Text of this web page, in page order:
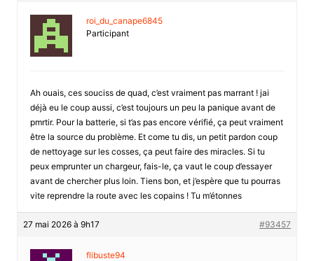
roi_du_canape6845
Participant
Ah ouais, ces souciss de quad, c’est vraiment pas marrant ! jai
déjà eu le coup aussi, c’est toujours un peu la panique avant de
pmrtir. Pour la batterie, si t’as pas encore vérifié, ça peut vraiment
être la source du problème. Et come tu dis, un petit pardon coup
de nettoyage sur les cosses, ça peut faire des miracles. Si tu
peux emprunter un chargeur, fais-le, ça vaut le coup d’essayer
avant de chercher plus loin. Tiens bon, et j’espère que tu pourras
vite reprendre la route avec les copains ! Tu m’étonnes
27 mai 2026 à 9h17 #93457
flibuste94